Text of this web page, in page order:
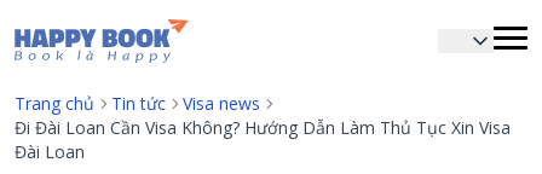
Airline tickets
Hotel
Visa
Trang chủ Tin tức
Visa news
Đi Đài Loan Cần Visa Không? Hướng Dẫn Làm Thủ Tục Xin Visa
Đài Loan